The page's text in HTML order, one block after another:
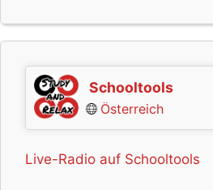
Schooltools
Österreich
Live-Radio auf Schooltools